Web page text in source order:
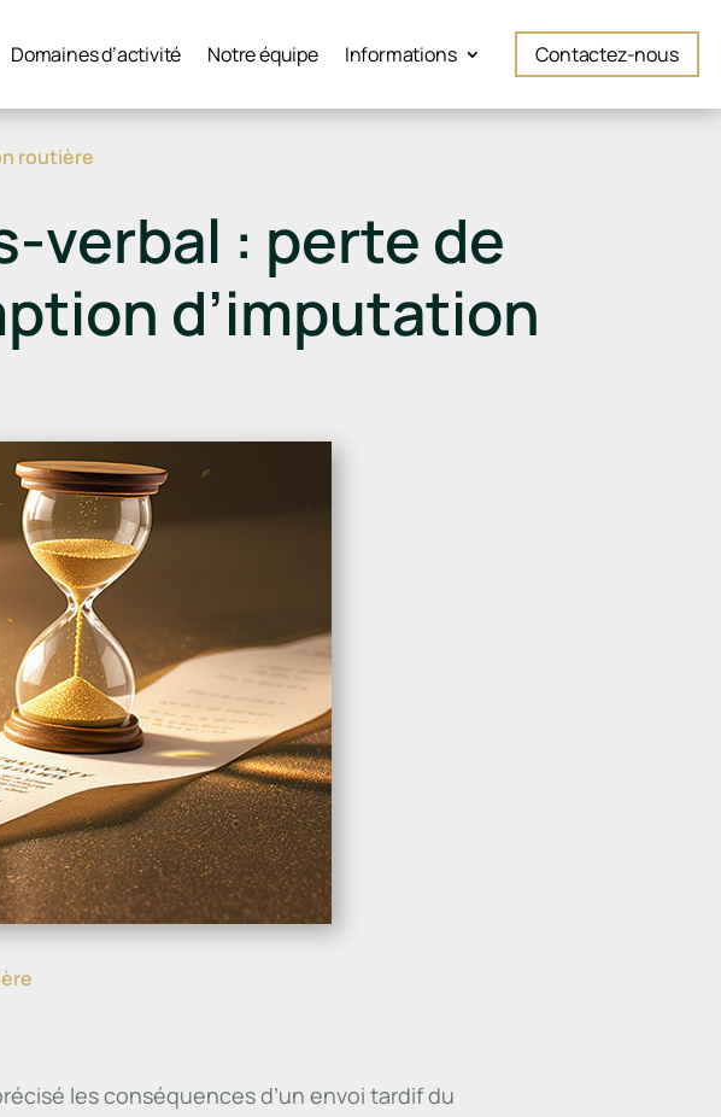
Domaines d’activité Notre équipe Informations Contactez-nous
routière
verbal : perte de
d’imputation
les conséquences d’un envoi tardif du